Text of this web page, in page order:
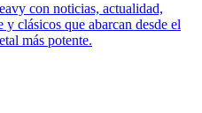
con noticias, actualidad,
clásicos que abarcan desde el
más potente.